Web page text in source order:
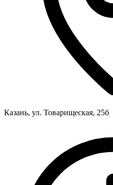
Казань, ул. Товарищеская, 25б